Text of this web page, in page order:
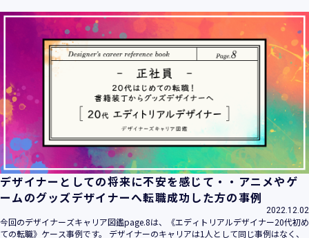
当社は個人情報の取扱いに関する法令、国が定める指針その
他の規範を遵守致します。
当社は個人情報の漏えい、滅失、き損などのリスクに対して
は、合理的な安全対策を講じて防止する規程、体制を構築
し、継続的に向上させていきます。また、万一の際には速や
かに是正措置を講じます。
当社は個人情報取扱いに関する苦情及び相談に対しては、迅
速かつ誠実に対応致します。
個人情報保護マネジメントシステムは、当社を取り巻く環境
の変化と実情を踏まえ、適時・適切に見直して継続的に改善
をはかっていきます。
個人情報保護方針に関するお問合せ先 兼 個人情報に関する苦
情・相談窓口
株式会社 ユウクリ 個人情報保護管理責任者 安部 洋平
〒151-0073 東京都渋谷区笹塚1-55-7 マルエスファーストビ
デザイナーとしての将来に不安を感じて・・アニメやゲ
ームのグッズデザイナーへ転職成功した方の事例
2022.12.02
今回のデザイナーズキャリア図鑑page.8は、《エディトリアルデザイナー20代初め
ての転職》ケース事例です。 デザイナーのキャリアは1人として同じ事例はなく、